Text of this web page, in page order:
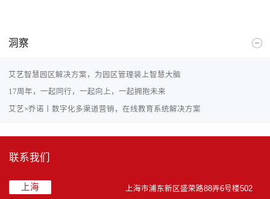
洞察
艾艺智慧园区解决方案，为园区管理装上智慧大脑
17周年，一起同行，一起向上，一起拥抱未来
艾艺×乔诺丨数字化多渠道营销，在线教育系统解决方案
联系我们
上海
上海市浦东新区盛荣路88弄6号楼502